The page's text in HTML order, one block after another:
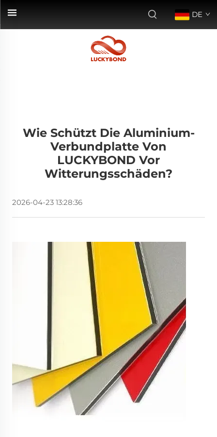
DE
Wie Schützt Die Aluminium-
Verbundplatte Von
LUCKYBOND Vor
Witterungsschäden?
2026-04-23 13:28:36